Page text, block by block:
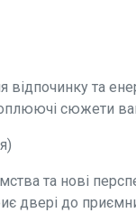
відпочинку та
сюжети
та нові
двері до